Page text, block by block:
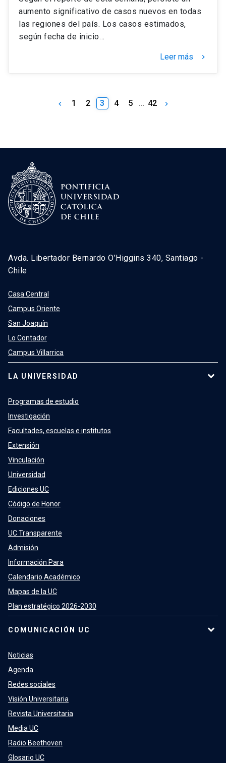
aumento significativo de casos nuevos en todas
las regiones del país. Los casos estimados,
según fecha de inicio…
Leer más keyboard_arrow_right
keyboard_arrow_left 1 2 3 4 5 … 42 keyboard_arrow_right
Avda. Libertador Bernardo O’Higgins 340, Santiago -
Chile
Casa Central
Campus Oriente
San Joaquín
Lo Contador
Campus Villarrica
LA UNIVERSIDAD
Programas de estudio
Investigación
Facultades, escuelas e institutos
Extensión
Vinculación
Universidad
Ediciones UC
Código de Honor
Donaciones
UC Transparente
Admisión
Información Para
Calendario Académico
Mapas de la UC
Plan estratégico 2026-2030
COMUNICACIÓN UC
Noticias
Agenda
Redes sociales
Visión Universitaria
Revista Universitaria
Media UC
Radio Beethoven
Glosario UC